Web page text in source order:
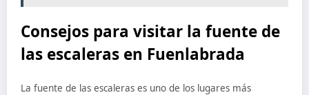
Consejos para visitar la fuente de
las escaleras en Fuenlabrada
La fuente de las escaleras es uno de los lugares más